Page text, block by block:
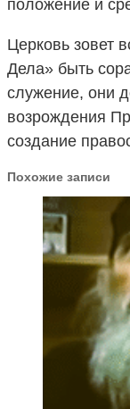
положение и
Церковь зовет
Дела» быть
служение, они
возрождения
создание
Похожие записи